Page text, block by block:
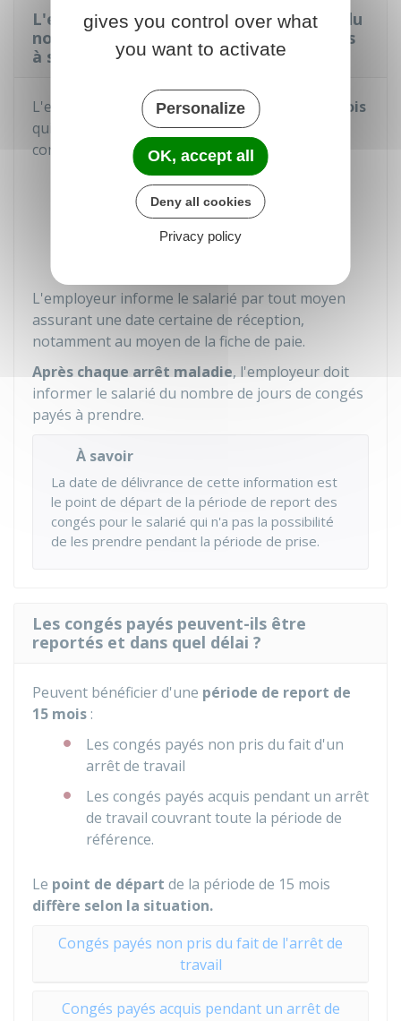
L'employeur doit-il informer le salarié du
nombre de jours de congés payés acquis
à son retour d'arrêt maladie ?
L'employeur doit informer le salarié
dans le mois
qui suit sa reprise de travail de ses droits aux
congés :
Du nombre de jours de congés payés
dont il bénéficie
De la date jusqu'à laquelle les jours de
L'employeur informe le salarié par tout moyen
assurant une date certaine de réception,
notamment au moyen de la fiche de paie.
Après chaque arrêt maladie, l'employeur doit
informer le salarié du nombre de jours de congés
payés à prendre.
À savoir
La date de délivrance de cette information est
le point de départ de la période de report des
congés pour le salarié qui n'a pas la possibilité
de les prendre pendant la période de prise.
Les congés payés peuvent-ils être
reportés et dans quel délai ?
Peuvent bénéficier d'une période de report de
15 mois :
Les congés payés non pris du fait d'un
arrêt de travail
Les congés payés acquis pendant un arrêt
de travail couvrant toute la période de
référence.
Le point de départ de la période de 15 mois
diffère selon la situation.
Congés payés non pris du fait de l'arrêt de
travail
Congés payés acquis pendant un arrêt de
gives you control over what
you want to activate
Personalize
OK, accept all
Deny all cookies
Privacy policy